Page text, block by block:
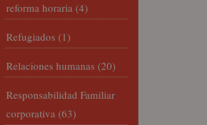
reforma horaria (4)
Refugiados (1)
Relaciones humanas (20)
Responsabilidad Familiar
corporativa (63)